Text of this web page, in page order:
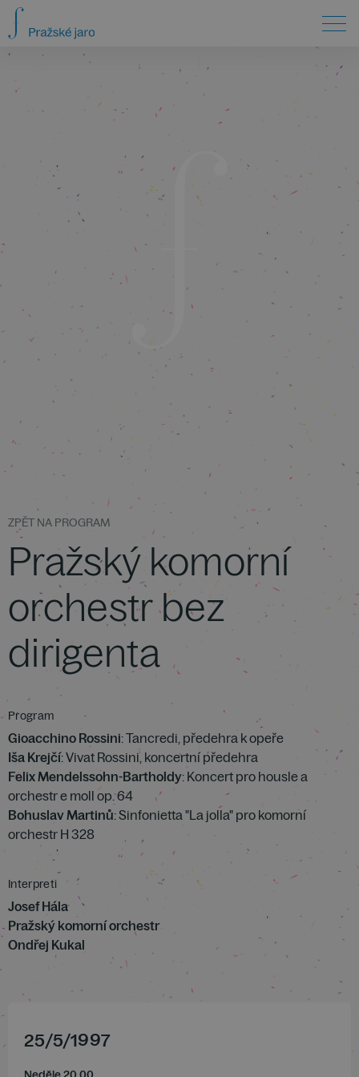
ZPĚT NA PROGRAM
Pražský komorní
orchestr bez
dirigenta
Program
Gioacchino Rossini: Tancredi, předehra k opeře
Iša Krejčí: Vivat Rossini, koncertní předehra
Felix Mendelssohn-Bartholdy: Koncert pro housle a
orchestr e moll op. 64
Bohuslav Martinů: Sinfonietta "La jolla" pro komorní
orchestr H 328
Interpreti
Josef Hála
Pražský komorní orchestr
Ondřej Kukal
25/5/1997